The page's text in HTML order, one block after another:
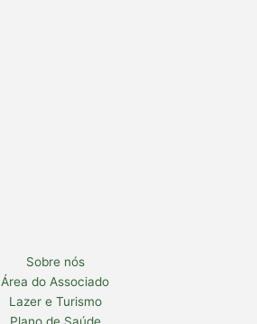
Sobre nós
Área do Associado
Lazer e Turismo